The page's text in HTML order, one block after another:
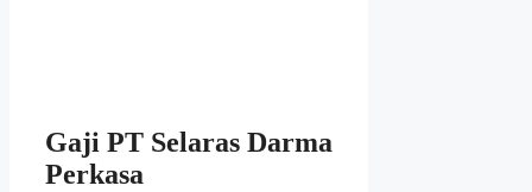
Gaji PT Selaras Darma
Perkasa